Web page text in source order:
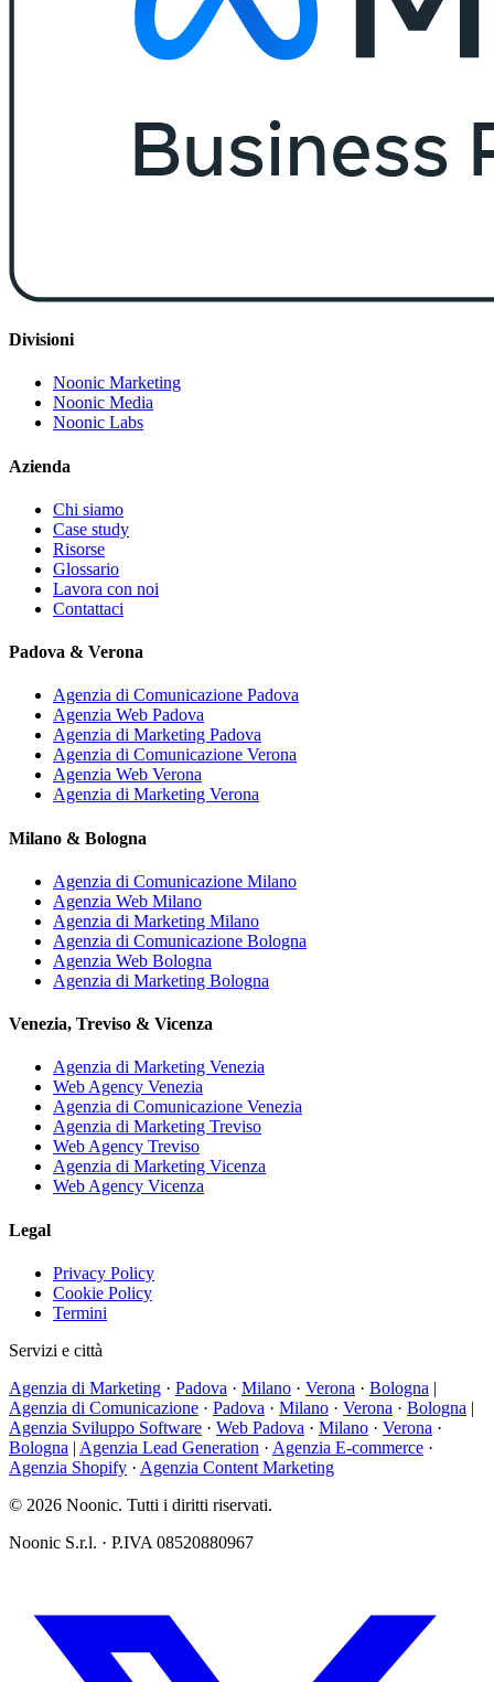
Divisioni
Noonic Marketing
Noonic Media
Noonic Labs
Azienda
Chi siamo
Case study
Risorse
Glossario
Lavora con noi
Contattaci
Padova & Verona
Agenzia di Comunicazione Padova
Agenzia Web Padova
Agenzia di Marketing Padova
Agenzia di Comunicazione Verona
Agenzia Web Verona
Agenzia di Marketing Verona
Milano & Bologna
Agenzia di Comunicazione Milano
Agenzia Web Milano
Agenzia di Marketing Milano
Agenzia di Comunicazione Bologna
Agenzia Web Bologna
Agenzia di Marketing Bologna
Venezia, Treviso & Vicenza
Agenzia di Marketing Venezia
Web Agency Venezia
Agenzia di Comunicazione Venezia
Agenzia di Marketing Treviso
Web Agency Treviso
Agenzia di Marketing Vicenza
Web Agency Vicenza
Legal
Privacy Policy
Cookie Policy
Termini
Servizi e città
Agenzia di Marketing · Padova · Milano · Verona · Bologna |
Agenzia di Comunicazione · Padova · Milano · Verona · Bologna |
Agenzia Sviluppo Software · Web Padova · Milano · Verona ·
Bologna | Agenzia Lead Generation · Agenzia E-commerce ·
Agenzia Shopify · Agenzia Content Marketing
© 2026 Noonic. Tutti i diritti riservati.
Noonic S.r.l. · P.IVA 08520880967